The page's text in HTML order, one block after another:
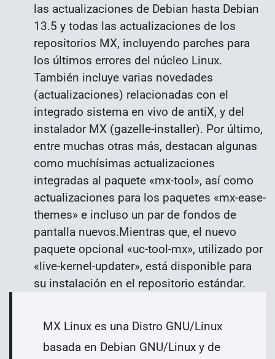
las actualizaciones de Debian hasta Debian
13.5 y todas las actualizaciones de los
repositorios MX, incluyendo parches para
los últimos errores del núcleo Linux.
También incluye varias novedades
(actualizaciones) relacionadas con el
integrado sistema en vivo de antiX, y del
instalador MX (gazelle-installer). Por último,
entre muchas otras más, destacan algunas
como muchísimas actualizaciones
integradas al paquete «mx-tool», así como
actualizaciones para los paquetes «mx-ease-
themes» e incluso un par de fondos de
pantalla nuevos.Mientras que, el nuevo
paquete opcional «uc-tool-mx», utilizado por
«live-kernel-updater», está disponible para
su instalación en el repositorio estándar.
MX Linux es una Distro GNU/Linux
basada en Debian GNU/Linux y de